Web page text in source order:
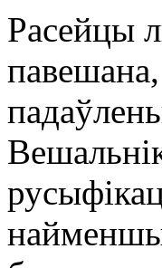
Расейцы
павешана,